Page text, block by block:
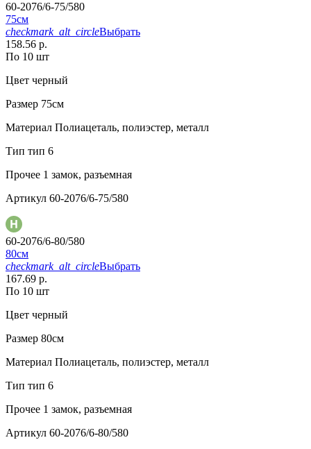
60-2076/6-75/580
75см
checkmark_alt_circleВыбрать
158.56 р.
По 10 шт
Цвет черный
Размер 75см
Материал Полиацеталь, полиэстер, металл
Тип тип 6
Прочее 1 замок, разъемная
Артикул 60-2076/6-75/580
60-2076/6-80/580
80см
checkmark_alt_circleВыбрать
167.69 р.
По 10 шт
Цвет черный
Размер 80см
Материал Полиацеталь, полиэстер, металл
Тип тип 6
Прочее 1 замок, разъемная
Артикул 60-2076/6-80/580